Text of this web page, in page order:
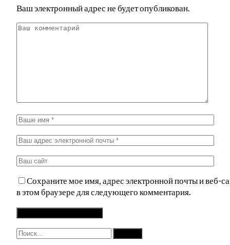
Ваш электронный адрес не будет опубликован.
Сохраните мое имя, адрес электронной почты и веб-
в этом браузере для следующего комментария.